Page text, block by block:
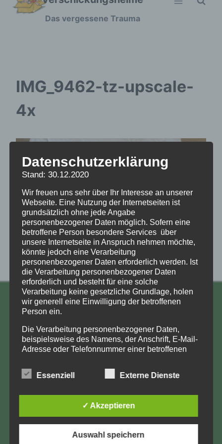
Zum
Das vergessene Trauma
IMG_9462-tz-upscale-
4x
KONTAKT
Kinderverschickung e.V.
Anja Röhl
12059 Berlin
Datenschutzerklärung
Stand: 30.12.2020
Wir freuen uns sehr über Ihr Interesse an unserer
Webseite. Eine Nutzung der Internetseiten ist
grundsätzlich ohne jede Angabe
personenbezogener Daten möglich. Sofern eine
betroffene Person besondere Services über
unsere Internetseite in Anspruch nehmen möchte,
könnte jedoch eine Verarbeitung
personenbezogener Daten erforderlich werden. Ist
die Verarbeitung personenbezogener Daten
erforderlich und besteht für eine solche
Verarbeitung keine gesetzliche Grundlage, holen
wir generell eine Einwilligung der betroffenen
Person ein.
Die Verarbeitung personenbezogener Daten,
beispielsweise des Namens, der Anschrift, E-Mail-
Adresse oder Telefonnummer einer betroffenen
Datenschutz-Grundverordnung und in
Übereinstimmung mit den für uns geltenden
Unternehmen die Öffentlichkeit über Art, Umfang
und Zweck der von uns erhobenen, genutzten und
informieren. Ferner werden betroffene Personen
Essenziell Externe Dienste
✓ Akzeptieren
Auswahl speichern